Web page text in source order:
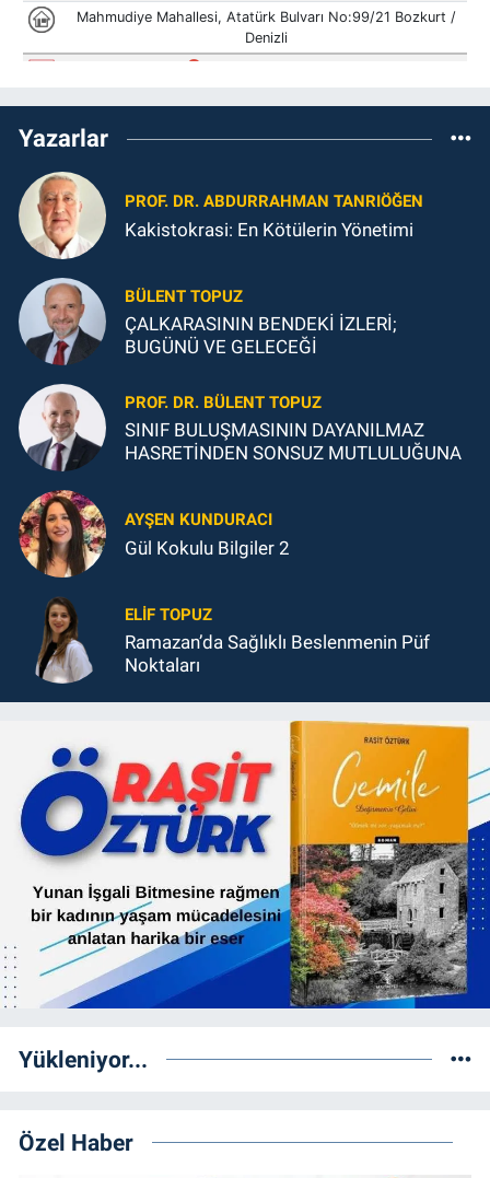
Yazarlar
PROF. DR. ABDURRAHMAN TANRIÖĞEN
Kakistokrasi: En Kötülerin Yönetimi
BÜLENT TOPUZ
ÇALKARASININ BENDEKİ İZLERİ;
BUGÜNÜ VE GELECEĞİ
PROF. DR. BÜLENT TOPUZ
SINIF BULUŞMASININ DAYANILMAZ
HASRETİNDEN SONSUZ MUTLULUĞUNA
AYŞEN KUNDURACI
Gül Kokulu Bilgiler 2
ELIF TOPUZ
Ramazan’da Sağlıklı Beslenmenin Püf
Noktaları
Yükleniyor...
Özel Haber